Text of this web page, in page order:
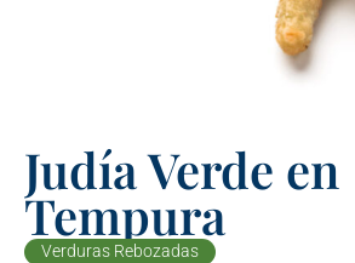
Judía Verde en
Tempura
Verduras Rebozadas